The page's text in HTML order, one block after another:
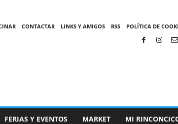
CONTACTAR LINKS Y AMIGOS RSS POLÍTICA DE
FERIAS Y EVENTOS MARKET MI